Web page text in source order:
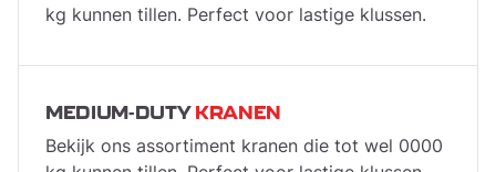
kg kunnen tillen. Perfect voor lastige klussen.
MEDIUM-DUTY KRANEN
Bekijk ons assortiment kranen die tot wel 0000